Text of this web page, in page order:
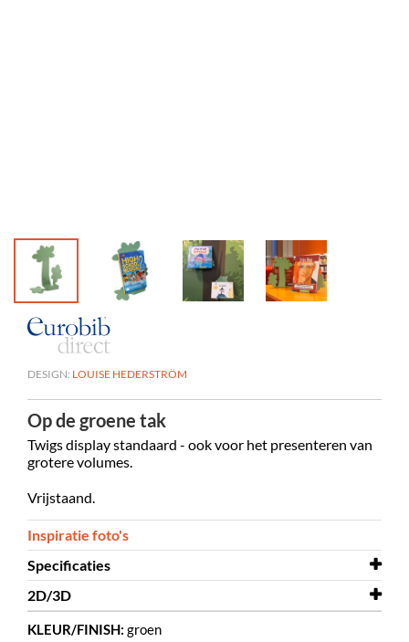
DESIGN: LOUISE HEDERSTRÖM
Op de groene tak
Twigs display standaard - ook voor het presenteren van
grotere volumes.
Vrijstaand.
Inspiratie foto's
Specificaties
Breedte
Diepte
2D/3D
2D/3D
KLEUR/FINISH: groen